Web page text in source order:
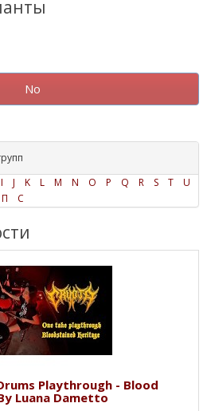
No
I J K L M N O P Q R S T
U
П С
Playthrough - Blood
Luana Dametto